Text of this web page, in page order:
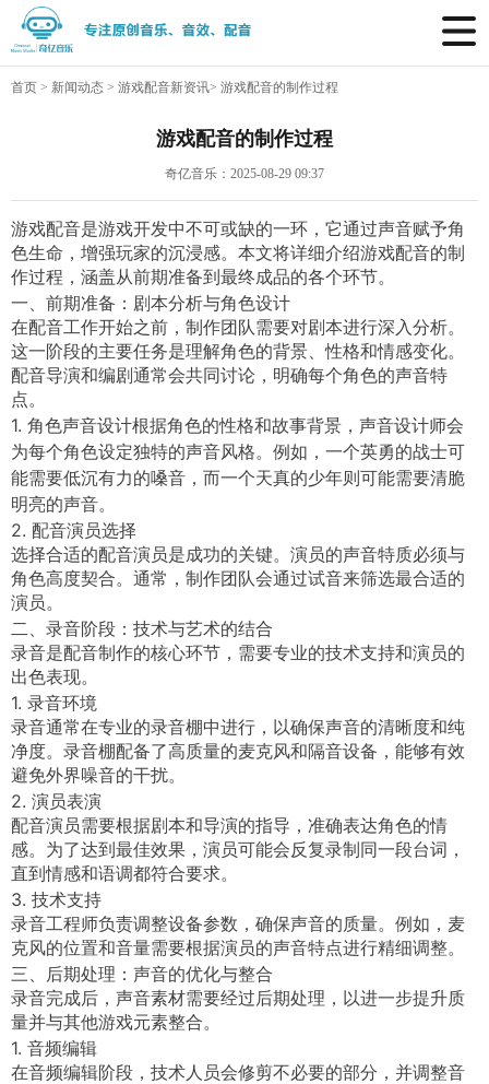
首页 > 新闻动态 > 游戏配音新资讯> 游戏配音的制作过程
游戏配音的制作过程
奇亿音乐：2025-08-29 09:37
游戏配音是游戏开发中不可或缺的一环，它通过声音赋予角
色生命，增强玩家的沉浸感。本文将详细介绍游戏配音的制
作过程，涵盖从前期准备到最终成品的各个环节。
一、前期准备：剧本分析与角色设计
在配音工作开始之前，制作团队需要对剧本进行深入分析。
这一阶段的主要任务是理解角色的背景、性格和情感变化。
配音导演和编剧通常会共同讨论，明确每个角色的声音特
点。
1. 角色声音设计根据角色的性格和故事背景，声音设计师会
为每个角色设定独特的声音风格。例如，一个英勇的战士可
能需要低沉有力的嗓音，而一个天真的少年则可能需要清脆
明亮的声音。
2. 配音演员选择
选择合适的配音演员是成功的关键。演员的声音特质必须与
角色高度契合。通常，制作团队会通过试音来筛选最合适的
演员。
二、录音阶段：技术与艺术的结合
录音是配音制作的核心环节，需要专业的技术支持和演员的
出色表现。
1. 录音环境
录音通常在专业的录音棚中进行，以确保声音的清晰度和纯
净度。录音棚配备了高质量的麦克风和隔音设备，能够有效
避免外界噪音的干扰。
2. 演员表演
配音演员需要根据剧本和导演的指导，准确表达角色的情
感。为了达到最佳效果，演员可能会反复录制同一段台词，
直到情感和语调都符合要求。
3. 技术支持
录音工程师负责调整设备参数，确保声音的质量。例如，麦
克风的位置和音量需要根据演员的声音特点进行精细调整。
三、后期处理：声音的优化与整合
录音完成后，声音素材需要经过后期处理，以进一步提升质
量并与其他游戏元素整合。
1. 音频编辑
在音频编辑阶段，技术人员会修剪不必要的部分，并调整音